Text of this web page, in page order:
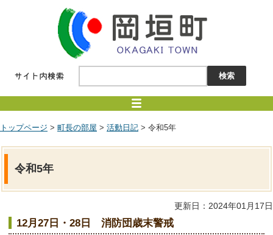
トップページ > 町長の部屋 > 活動日記 > 令和5年
令和5年
更新日：2024年01月17日
12月27日・28日 消防団歳末警戒